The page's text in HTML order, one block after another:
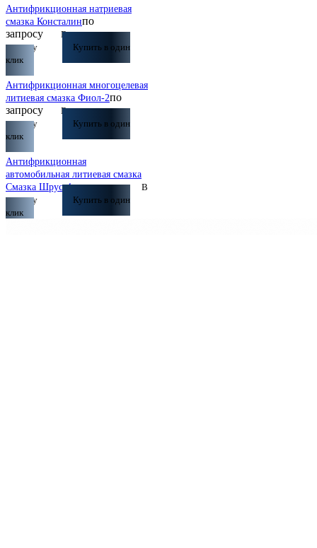
Антифрикционная натриевая
смазка Консталинпо
запросу
В
корзину
Купить в один
клик
Антифрикционная многоцелевая
литиевая смазка Фиол-2по
запросу
В
корзину
Купить в один
клик
Антифрикционная
автомобильная литиевая смазка
Смазка Шрус-4по запросу
В
корзину
Купить в один
клик